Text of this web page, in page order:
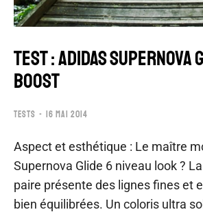
TEST : ADIDAS SUPERNOVA
BOOST
TESTS 16 MAI 2014
Aspect et esthétique : Le maître
Supernova Glide 6 niveau look ?
paire présente des lignes fines et
bien équilibrées. Un coloris ultra